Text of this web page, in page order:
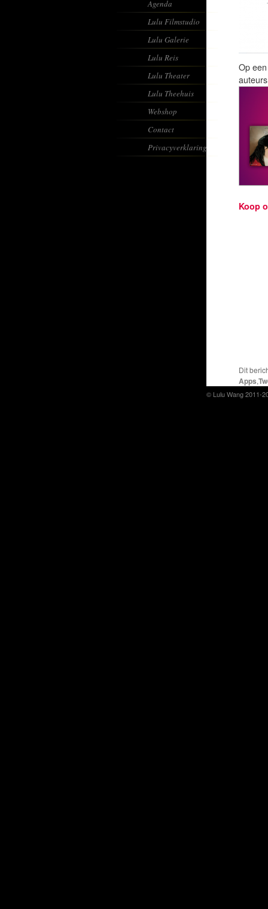
Agenda
Lulu Filmstudio
Lulu Galerie
Lulu Reis
Lulu Theater
Lulu Theehuis
Webshop
Contact
Privacyverklaring
Op
Koop
Dit
Apps,
© Lulu Wang 2011-